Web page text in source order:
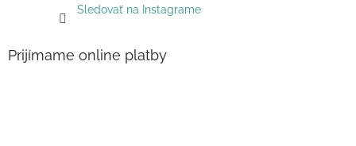
Sledovať na Instagrame
Prijímame online platby